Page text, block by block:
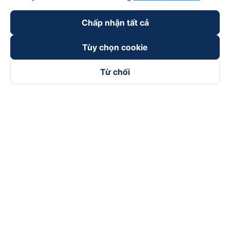
Chấp nhận tất cả
Tùy chọn cookie
Từ chối